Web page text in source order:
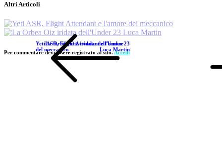
Altri Articoli
Yeti ASR, Flight Attendant e l'amore
del meccanico
La Orbea Oiz iridata dell'Under 23
Luca Martin
Per commentare devi essere registrato al sito.Accedi